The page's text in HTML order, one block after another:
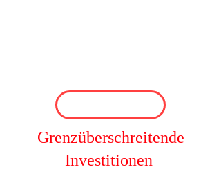
Grenzüberschreitende
Investitionen